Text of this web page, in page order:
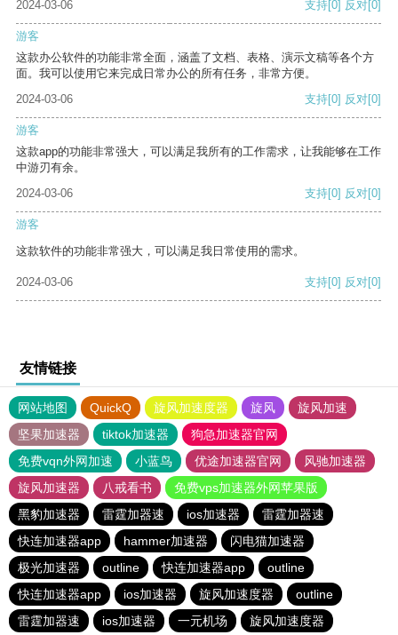
2024-03-06
支持[0] 反对[0]
游客
这款办公软件的功能非常全面，涵盖了文档、表格、演示文稿等各个方
面。我可以使用它来完成日常办公的所有任务，非常方便。
2024-03-06
支持[0] 反对[0]
游客
这款app的功能非常强大，可以满足我所有的工作需求，让我能够在工作
中游刃有余。
2024-03-06
支持[0] 反对[0]
游客
这款软件的功能非常强大，可以满足我日常使用的需求。
2024-03-06 支持[0] 反对[0]
友情链接
网站地图 QuickQ 旋风加速度器 旋风
旋风加速
坚果加速器
tiktok加速器
狗急加速器官网
免费vqn外网加速
小蓝鸟 优途加速器官网
风驰加速器
旋风加速器
八戒看书
免费vps加速器外网苹果版
黑豹加速器
雷霆加器速 ios加速器
雷霆加器速
快连加速器app
hammer加速器
闪电猫加速器
极光加速器
outline 快连加速器app
outline
快连加速器app
ios加速器 旋风加速度器
outline
雷霆加器速
ios加速器 一元机场 旋风加速度器